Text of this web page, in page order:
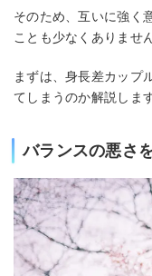
そのため、互いに強く
ことも少なくありません
まずは、身長差カップ
てしまうのか解説します
バランスの悪さ